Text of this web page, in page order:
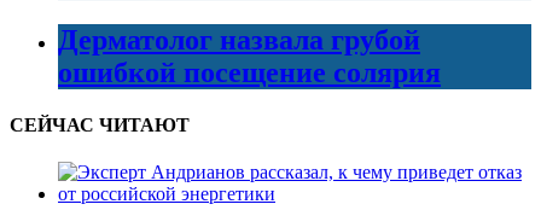
Дерматолог назвала грубой
ошибкой посещение солярия
СЕЙЧАС ЧИТАЮТ